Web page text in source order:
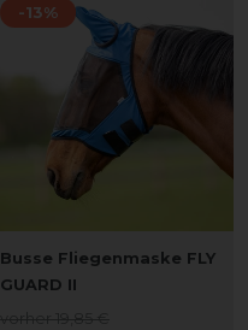
-13%
Busse Fliegenmaske FLY
GUARD II